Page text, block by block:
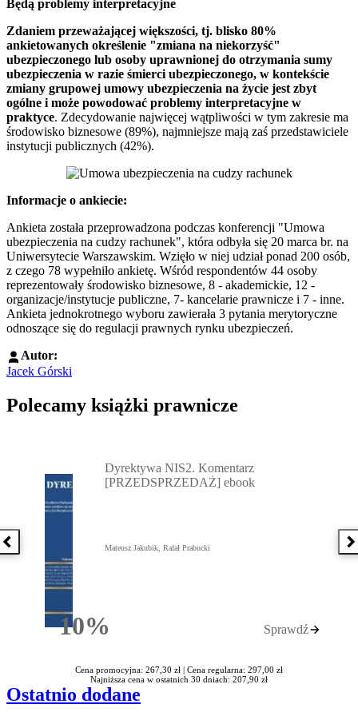
Będą problemy interpretacyjne
Zdaniem przeważającej większości, tj. blisko 80%
ankietowanych określenie "zmiana na niekorzyść"
ubezpieczonego lub osoby uprawnionej do otrzymania sumy
ubezpieczenia w razie śmierci ubezpieczonego, w kontekście
zmiany grupowej umowy ubezpieczenia na życie jest zbyt
ogólne i może powodować problemy interpretacyjne w
praktyce. Zdecydowanie najwięcej wątpliwości w tym zakresie ma
środowisko biznesowe (89%), najmniejsze mają zaś przedstawiciele
instytucji publicznych (42%).
Informacje o ankiecie:
Ankieta została przeprowadzona podczas konferencji "Umowa
ubezpieczenia na cudzy rachunek", która odbyła się 20 marca br. na
Uniwersytecie Warszawskim. Wzięło w niej udział ponad 200 osób,
z czego 78 wypełniło ankietę. Wśród respondentów 44 osoby
reprezentowały środowisko biznesowe, 8 - akademickie, 12 -
organizacje/instytucje publiczne, 7- kancelarie prawnicze i 7 - inne.
Ankieta jednokrotnego wyboru zawierała 3 pytania merytoryczne
odnoszące się do regulacji prawnych rynku ubezpieczeń.
Autor:
Jacek Górski
Polecamy książki prawnicze
Poprzednia książka
10%Rabatu
Dyrektywa NIS2. Komentarz
[PRZEDSPRZEDAŻ] ebook
Mateusz Jakubik, Rafał Prabucki
Sprawdź
Cena promocyjna: 267,30 zł | Cena regularna: 297,00 zł
Najniższa cena w ostatnich 30 dniach: 207,90 zł
Ostatnio dodane